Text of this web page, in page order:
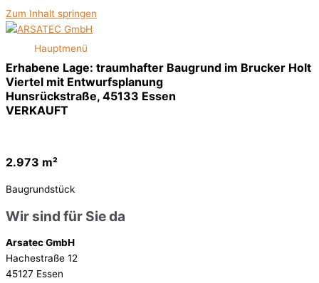
Zum Inhalt springen
Hauptmenü
Erhabene Lage: traumhafter Baugrund im Brucker Holt
Viertel mit Entwurfsplanung
Hunsrückstraße, 45133 Essen
VERKAUFT
2.973 m²
Baugrundstück
Wir sind für Sie da
Arsatec GmbH
Hachestraße 12
45127 Essen